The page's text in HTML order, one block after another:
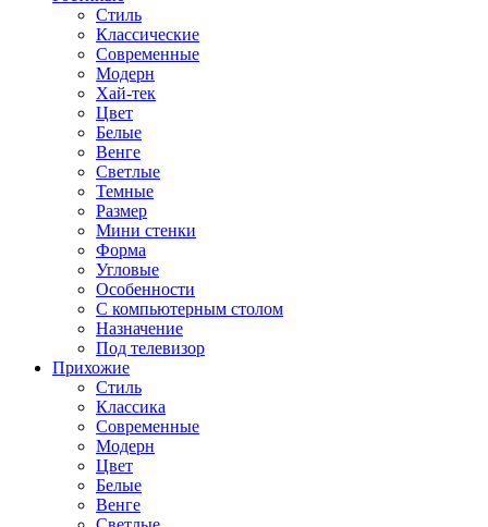
Стиль
Классические
Современные
Модерн
Хай-тек
Цвет
Белые
Венге
Светлые
Темные
Размер
Мини стенки
Форма
Угловые
Особенности
С компьютерным столом
Назначение
Под телевизор
Прихожие
Стиль
Классика
Современные
Модерн
Цвет
Белые
Венге